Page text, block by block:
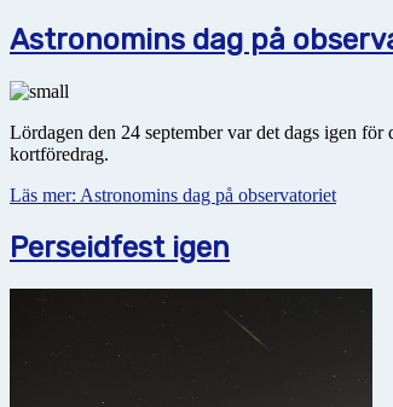
Astronomins dag på
Lördagen den 24 september var det dags igen
kortföredrag.
Läs mer: Astronomins dag på observatoriet
Perseidfest igen